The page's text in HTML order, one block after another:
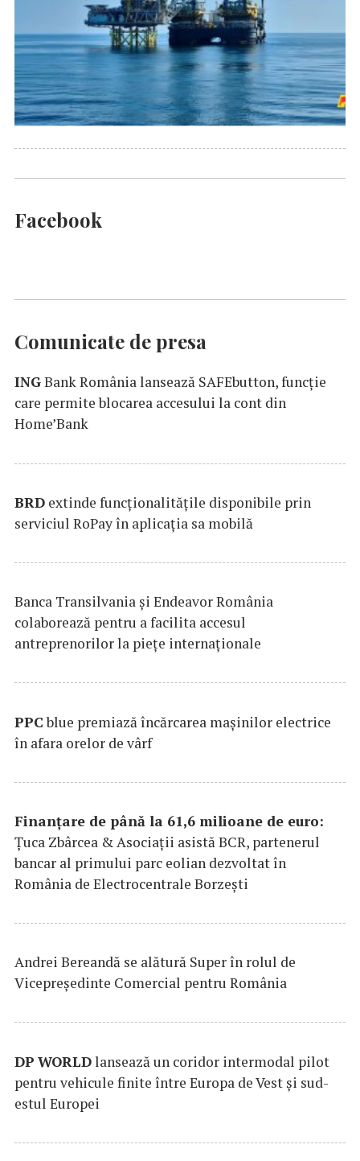
Facebook
Comunicate de presa
INGBank România lansează SAFEbutton, funcţie
care permite blocarea accesului la cont din
Home’Bank
BRD extinde funcţionalităţile disponibile prin
serviciul RoPay în aplicaţia sa mobilă
Banca Transilvania şi Endeavor România
colaborează pentru a facilita accesul
antreprenorilor la pieţe internaţionale
PPCblue premiază încărcarea maşinilor electrice
în afara orelor de vârf
Finanțare de până la 61,6 milioane de euro:
Țuca Zbârcea & Asociații asistă BCR, partenerul
bancar al primului parc eolian dezvoltat în
România de Electrocentrale Borzești
Andrei Bereandă se alătură Super în rolul de
Vicepreședinte Comercial pentru România
DP WORLDlansează un coridor intermodal pilot
pentru vehicule finite între Europa de Vest și sud-
estul Europei